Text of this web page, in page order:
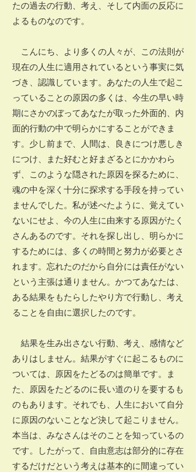
たの過去の行動、考え、そして内面の反応に
よるものなのです。
こんにち、より多くの人々が、この法則が
現在の人生に適用されているという事実に気
づき、認識しています。あなたの人生で起こ
っていることの原因の多くは、今生の早い時
期にさかのぼってあなたが取った外面的、内
面的行動の中で明らかにすることができま
す。少し前まで、人間は、良きにつけ悪しき
につけ、また好むと好まざるとにかかわら
ず、このような隠された原因を探るために、
魂の中を深く十分に探求する手段を持ってい
ませんでした。私が述べたように、覚えてい
ないにせよ、今の人生に由来する原因がたく
さんあるのです。それを探し出し、明らかに
するためには、多くの時間と努力が必要とさ
れます。忘れたのだから自分には責任がない
という主張は通りません。かつてあなたは、
ある結果をもたらしたやり方で行動し、考え
ることを自由に選択したのです。
結果を生み出さない行動、考え、感情など
ありはしません。結果がすぐに起こるものに
ついては、原因をたどるのは簡単です。ま
た、原因をたどるのに長い道のりを要するも
のもあります。それでも、人生において自分
に原因のないことなど決して起こりません。
本当は、みなさんはそのことを知っているの
です。したがって、自由意志は部分的に存在
するだけだという考えは基本的に間違ってい